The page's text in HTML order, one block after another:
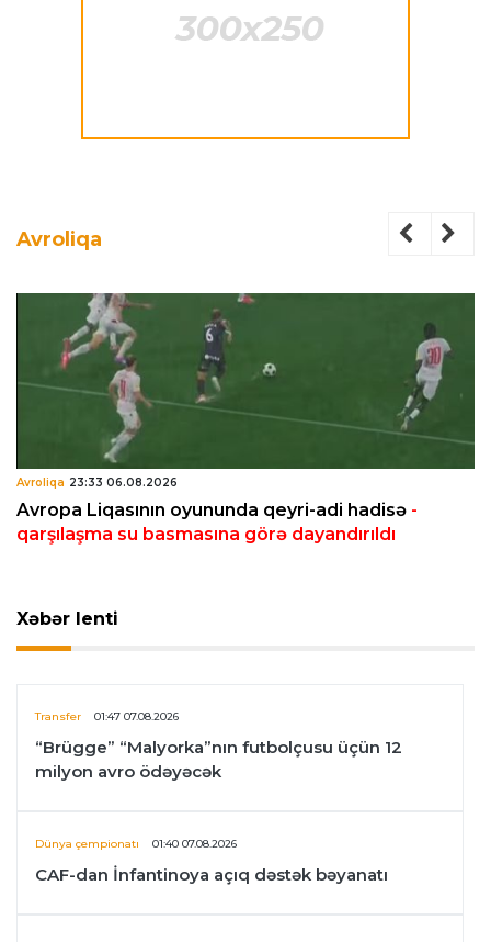
Avroliqa
Avroliqa 23:33 06.08.2026
Avropa Liqasının oyununda qeyri-adi hadisə -
qarşılaşma su basmasına görə dayandırıldı
Xəbər lenti
Transfer 01:47 07.08.2026
“Brügge” “Malyorka”nın futbolçusu üçün 12
milyon avro ödəyəcək
Dünya çempionatı 01:40 07.08.2026
CAF-dan İnfantinoya açıq dəstək bəyanatı